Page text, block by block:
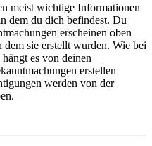
meist wichtige Informationen
dem du dich befindest. Du
erscheinen oben
dem sie erstellt wurden. Wie bei
es von deinen
erstellen
werden von der